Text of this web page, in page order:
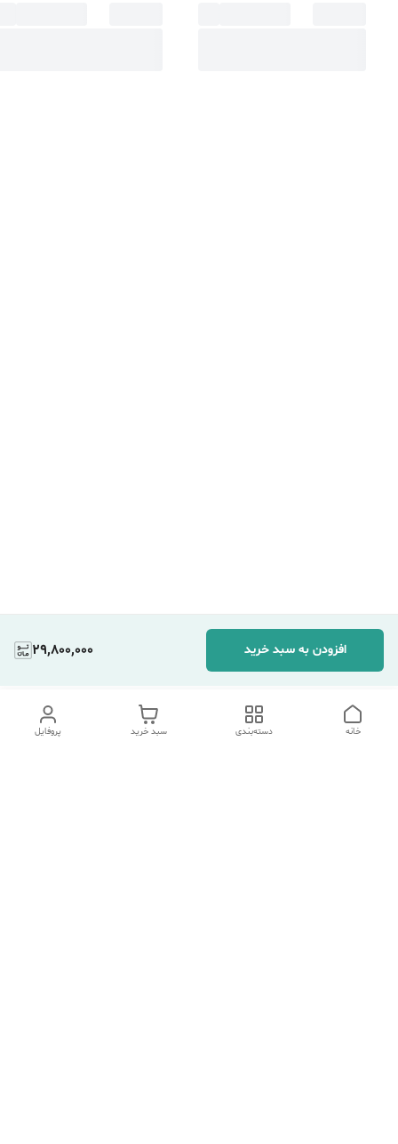
29,800,000 افزودن به سبد خرید
پروفایل سبد خرید دسته‌بندی خانه